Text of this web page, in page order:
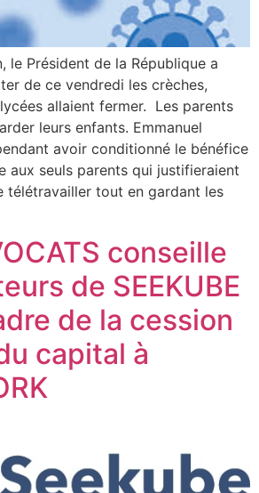
le Président de la République a
de ce vendredi les crèches,
allaient fermer. Les parents
leurs enfants. Emmanuel
avoir conditionné le bénéfice
aux seuls parents qui justifieraient
télétravailler tout en gardant les
conseille
de SEEKUBE
de la cession
capital à